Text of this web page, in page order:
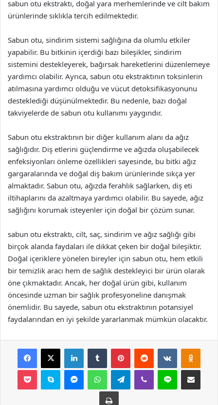
sabun otu ekstraktı, doğal yara merhemlerinde ve cilt bakım
ürünlerinde sıklıkla tercih edilmektedir.
Sabun otu, sindirim sistemi sağlığına da olumlu etkiler
yapabilir. Bu bitkinin içerdiği bazı bileşikler, sindirim
sistemini destekleyerek, bağırsak hareketlerini düzenlemeye
yardımcı olabilir. Ayrıca, sabun otu ekstraktının toksinlerin
atılmasına yardımcı olduğu ve vücut detoksifikasyonunu
desteklediği düşünülmektedir. Bu nedenle, bazı doğal
takviyelerde de sabun otu kullanımı yaygındır.
Sabun otu ekstraktının bir diğer kullanım alanı da ağız
sağlığıdır. Diş etlerini güçlendirme ve ağızda oluşabilecek
enfeksiyonları önleme özellikleri sayesinde, bu bitki ağız
gargaralarında ve doğal diş bakım ürünlerinde sıkça yer
almaktadır. Sabun otu, ağızda ferahlık sağlarken, diş eti
iltihaplarını da azaltmaya yardımcı olabilir. Bu sayede, ağız
sağlığını korumak isteyenler için doğal bir çözüm sunar.
sabun otu ekstraktı, cilt, saç, sindirim ve ağız sağlığı gibi
birçok alanda faydaları ile dikkat çeken bir doğal bileşiktir.
Doğal içeriklere yönelen bireyler için sabun otu, hem etkili
bir temizlik aracı hem de sağlık destekleyici bir ürün olarak
öne çıkmaktadır. Ancak, her doğal ürün gibi, kullanım
öncesinde uzman bir sağlık profesyoneline danışmak
önemlidir. Bu sayede, sabun otu ekstraktının potansiyel
faydalarından en iyi şekilde yararlanmak mümkün olacaktır.
Facebook
X LinkedInTumblr PinterestReddit VKontakte
Pocket Skype MessengerWhatsAppTelegramViber Line E-Posta ile
Yazdır